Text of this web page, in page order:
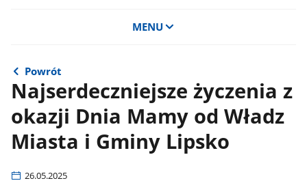
MENU
Powrót
Najserdeczniejsze życzenia z
okazji Dnia Mamy od Władz
Miasta i Gminy Lipsko
26.05.2025